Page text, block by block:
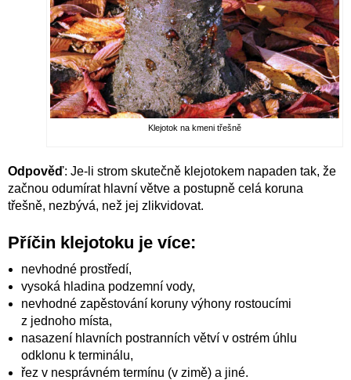
Klejotok na kmeni třešně
Odpověď: Je-li strom skutečně klejotokem napaden tak, že
začnou odumírat hlavní větve a postupně celá koruna
třešně, nezbývá, než jej zlikvidovat.
Příčin klejotoku je více:
nevhodné prostředí,
vysoká hladina podzemní vody,
nevhodné zapěstování koruny výhony rostoucími
z jednoho místa,
nasazení hlavních postranních větví v ostrém úhlu
odklonu k terminálu,
řez v nesprávném termínu (v zimě) a jiné.